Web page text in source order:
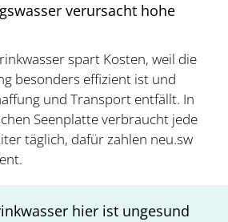
verursacht hohe
spart Kosten, weil die
besonders effizient ist und
und Transport entfällt. In
Seenplatte verbraucht jede
täglich, dafür zahlen neu.sw
hier ist ungesund